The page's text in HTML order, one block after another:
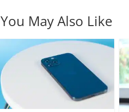
You May Also Like